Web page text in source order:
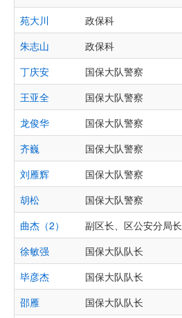
苑大川 政保科
朱志山
政保科
丁庆安
国保大队警察
王亚全
国保大队警察
龙俊华
国保大队警察
齐巍
国保大队警察
刘雁辉
国保大队警察
胡松
国保大队警察
曲杰（2）
副区长、区公安分局长
徐敏强
国保大队队长
毕彦杰
国保大队队长
邵雁
国保大队队长